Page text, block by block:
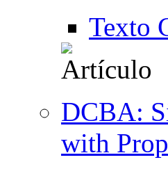
Texto
DCBA:
with